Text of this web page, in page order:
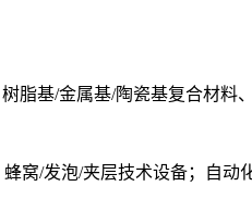
基/金属基/陶瓷基复合材料
窝/发泡/夹层技术设备；自动